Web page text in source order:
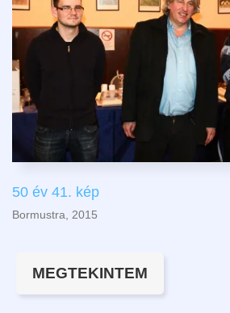
50 év 41. kép
Bormustra, 2015
MEGTEKINTEM